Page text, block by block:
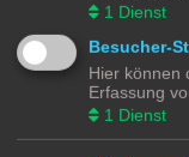
1 Dienst
Besucher-
Hier können
Erfassung
1 Dienst